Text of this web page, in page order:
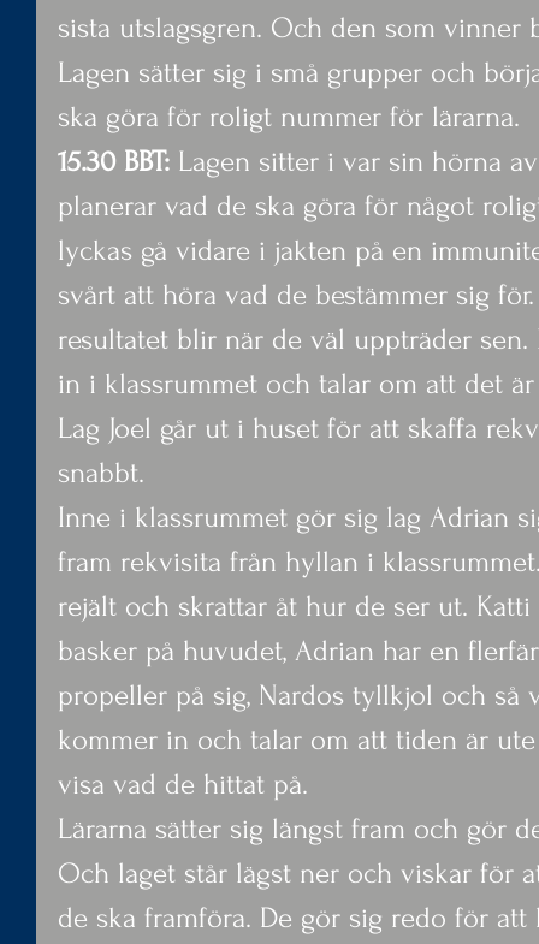
sista utslagsgren. Och den som vinner
Lagen sätter sig i små grupper och
ska göra för roligt nummer för lärarna.
15.30 BBT: Lagen sitter i var sin hörna
planerar vad de ska göra för något
lyckas gå vidare i jakten på en
svårt att höra vad de bestämmer sig
resultatet blir när de väl uppträder
in i klassrummet och talar om att det
Lag Joel går ut i huset för att skaffa
snabbt.
Inne i klassrummet gör sig lag Adrian
fram rekvisita från hyllan i
rejält och skrattar åt hur de ser ut.
basker på huvudet, Adrian har en
propeller på sig, Nardos tyllkjol och så
kommer in och talar om att tiden är
visa vad de hittat på.
Lärarna sätter sig längst fram och gör
Och laget står lägst ner och viskar för
de ska framföra. De gör sig redo för att